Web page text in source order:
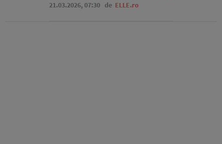
21.03.2026, 07:30 de ELLE.ro